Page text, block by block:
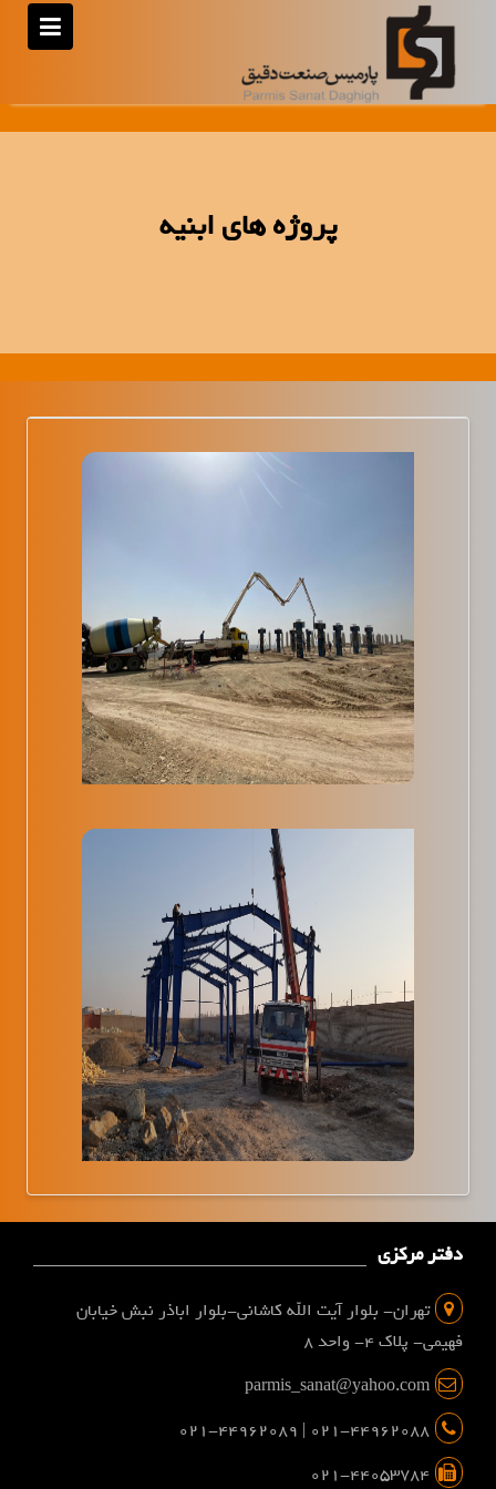
پروژه های ابنیه
دفتر مرکزی
تهران- بلوار آیت الله کاشانی-بلوار اباذر نبش خیابان
فهیمی- پلاک 4- واحد 8
parmis_sanat@yahoo.com
021-44962088 | 021-44962089
021-44053784